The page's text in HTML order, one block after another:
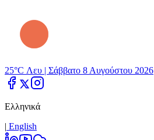
25°C Λευ | Σάββατο 8 Αυγούστου 2026
Ελληνικά
| Εnglish